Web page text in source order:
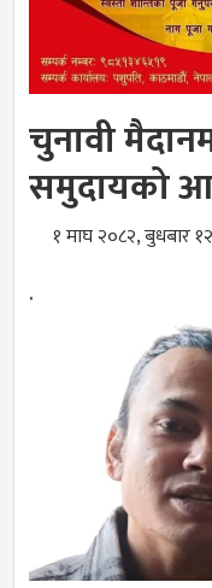
चुनावी
समुदायको
१ माघ २०८२, बुधबार
.